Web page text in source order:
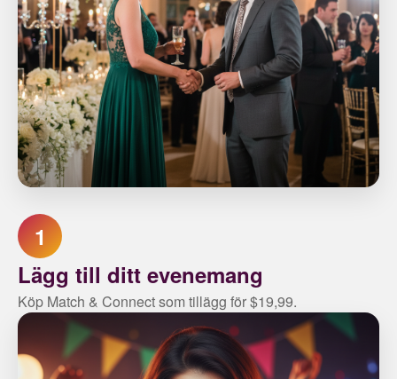
1
Lägg till ditt evenemang
Köp Match & Connect som tillägg för $19,99.